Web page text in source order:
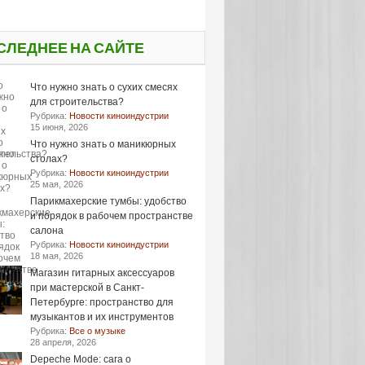
НА САЙТЕ
Что нужно знать о сухих смесях
для строительства?
Рубрика: Новости киноиндустрии
15 июня, 2026
Что нужно знать о маникюрных
столах?
Рубрика: Новости киноиндустрии
25 мая, 2026
Парикмахерские тумбы: удобство
и порядок в рабочем пространстве
салона
Рубрика: Новости киноиндустрии
18 мая, 2026
Магазин гитарных аксессуаров
при мастерской в Санкт-
Петербурге: пространство для
музыкантов и их инструментов
Рубрика: Все о музыке
28 апреля, 2026
Depeche Mode: сага о